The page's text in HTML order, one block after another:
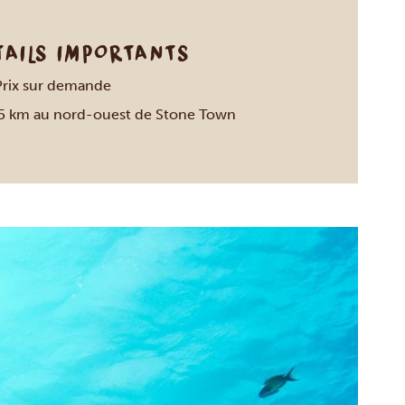
IMPORTANTS
sur demande
km au nord-ouest de Stone Town